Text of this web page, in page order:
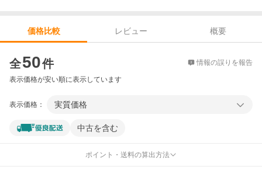
価格比較 レビュー
概要
全50件 情報の誤りを報告
表示価格が安い順に表示しています
表示価格： 実質価格
中古を含む
ポイント・送料の算出方法